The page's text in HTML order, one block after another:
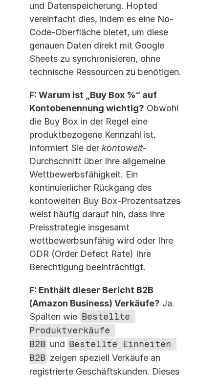
und Datenspeicherung. Hopted
vereinfacht dies, indem es eine No-
Code-Oberfläche bietet, um diese
genauen Daten direkt mit Google
Sheets zu synchronisieren, ohne
technische Ressourcen zu benötigen.
F: Warum ist „Buy Box %“ auf
Kontobenennung wichtig? Obwohl
die Buy Box in der Regel eine
produktbezogene Kennzahl ist,
informiert Sie der kontoweit-
Durchschnitt über Ihre allgemeine
Wettbewerbsfähigkeit. Ein
kontinuierlicher Rückgang des
kontoweiten Buy Box-Prozentsatzes
weist häufig darauf hin, dass Ihre
Preisstrategie insgesamt
wettbewerbsunfähig wird oder Ihre
ODR (Order Defect Rate) Ihre
Berechtigung beeinträchtigt.
F: Enthält dieser Bericht B2B
(Amazon Business) Verkäufe? Ja.
Spalten wie Bestellte
Produktverkäufe
B2B und Bestellte Einheiten
B2B zeigen speziell Verkäufe an
registrierte Geschäftskunden. Dieses